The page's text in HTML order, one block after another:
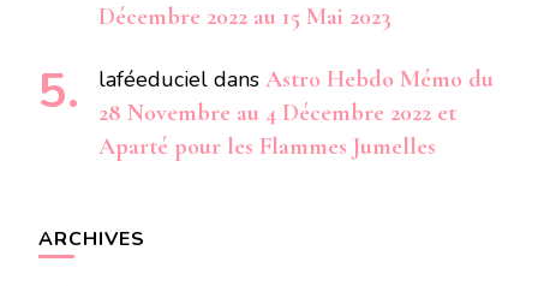
Décembre 2022 au 15 Mai 2023
laféeduciel dans Astro Hebdo Mémo du
28 Novembre au 4 Décembre 2022 et
Aparté pour les Flammes Jumelles
ARCHIVES